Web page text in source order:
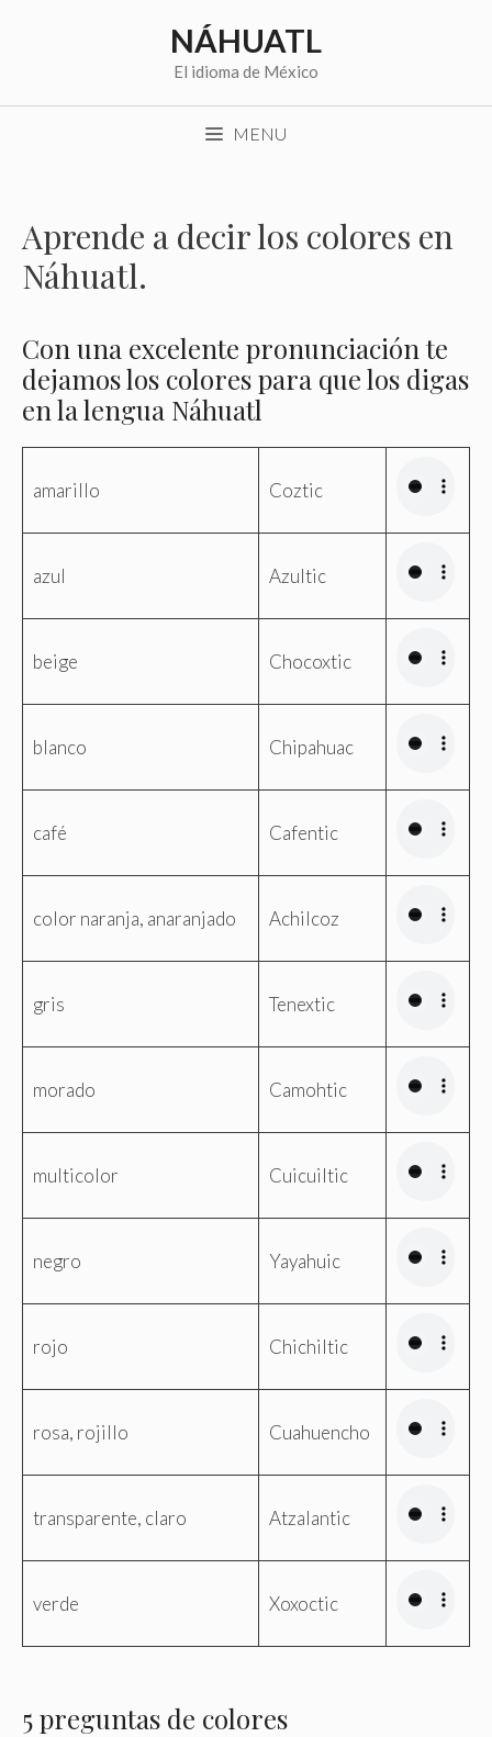
NÁHUATL
El idioma de México
MENU
Aprende a decir los colores en
Náhuatl.
Con una excelente pronunciación te
dejamos los colores para que los digas
en la lengua Náhuatl
amarillo Coztic
azul Azultic
beige Chocoxtic
blanco Chipahuac
café Cafentic
color naranja, anaranjado Achilcoz
gris Tenextic
morado Camohtic
multicolor Cuicuiltic
negro Yayahuic
rojo Chichiltic
rosa, rojillo Cuahuencho
transparente, claro Atzalantic
verde Xoxoctic
5 preguntas de colores